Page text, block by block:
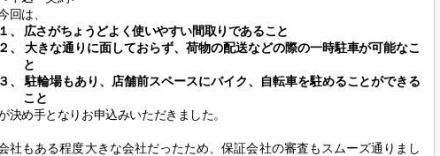
回は、
１、
広さがちょうどよく使いやすい間取りであること
２、
大きな通りに面しておらず、荷物の配送などの際の一時駐車が可能なこ
と
３、
駐輪場もあり、店舗前スペースにバイク、自転車を駐めることができる
こと
決め手となりお申込みいただきました。
社もある程度大きな会社だったため、保証会社の審査もスムーズ通りまし